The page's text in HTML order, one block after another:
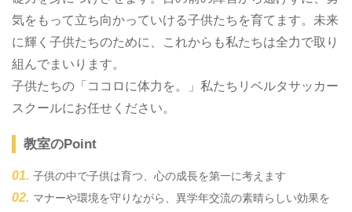
気をもって立ち向かっていける子供たちを育てます。未来
に輝く子供たちのために、これからも私たちは全力で取り
組んでまいります。
子供たちの「ココロに体力を。」私たちリベルタサッカー
スクールにお任せください。
教室のPoint
子供の中で子供は育つ、心の成長を第一に考えます
マナーや環境を守りながら、異学年交流の素晴らしい効果を